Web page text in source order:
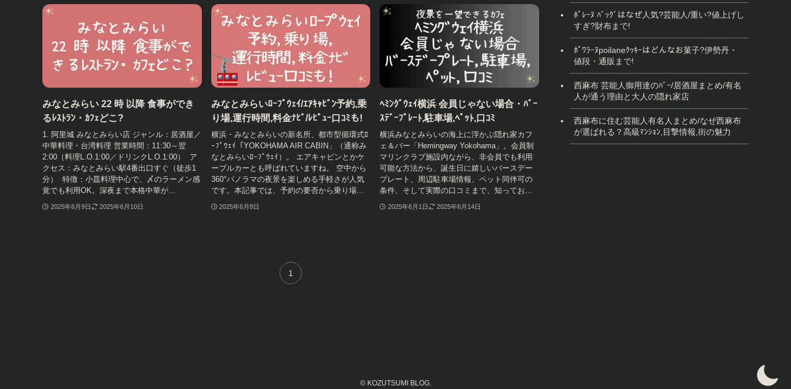
みなとみらい 22 時 以降 食事ができ
るﾚｽﾄﾗﾝ・ｶﾌｪどこ?
1. 阿里城 みなとみらい店 ジャンル：居酒屋／
中華料理・台湾料理 営業時間：11:30～翌
2:00（料理L.O.1:00／ドリンクL.O.1:00） ア
クセス：みなとみらい駅4番出口すぐ（徒歩1
分） 特徴：小皿料理中心で、〆のラーメン感
覚でも利用OK。深夜まで本格中華が...
2025年6月9日 2025年6月10日
みなとみらいﾛｰﾌﾟｳｪｲ/ｴｱｷｬﾋﾞﾝ予約,乗
り場,運行時間,料金ﾅﾋﾞ/ﾚﾋﾞｭｰ口ｺﾐも!
横浜・みなとみらいの新名所、都市型循環式ﾛ
ｰﾌﾟｳｪｲ「YOKOHAMA AIR CABIN」（通称み
なとみらいﾛｰﾌﾟｳｪｲ）。 エアキャビンとかケ
ーブルカーとも呼ばれていますね。 空中から
360°パノラマの夜景を楽しめる手軽さが人気
です。本記事では、予約の要否から乗り場...
2025年6月8日
ﾍﾐﾝｸﾞｳｪｲ横浜 会員じゃない場合・ﾊﾞｰ
ｽﾃﾞｰﾌﾟﾚｰﾄ,駐車場,ﾍﾟｯﾄ,口ｺﾐ
横浜みなとみらいの海上に浮かぶ隠れ家カフ
ェ＆バー「Hemingway Yokohama」。会員制
マリンクラブ施設内ながら、非会員でも利用
可能な方法から、誕生日に嬉しいバースデー
プレート、周辺駐車場情報、ペット同伴可の
条件、そして実際の口コミまで、知ってお...
2025年6月1日 2025年6月14日
1
ﾎﾟﾚｰﾇ ﾊﾞｯｸﾞはなぜ人気?芸能人/重い?値上げし
すぎ?財布まで!
ﾎﾟﾜﾗｰﾇpoilaneｸｯｷｰはどんなお菓子?伊勢丹・
値段・通販まで!
西麻布 芸能人御用達のﾊﾞｰ/居酒屋まとめ/有名
人が通う理由と大人の隠れ家店
西麻布に住む芸能人有名人まとめ/なぜ西麻布
が選ばれる？高級ﾏﾝｼｮﾝ,目撃情報,街の魅力
©KOZUTSUMI BLOG.